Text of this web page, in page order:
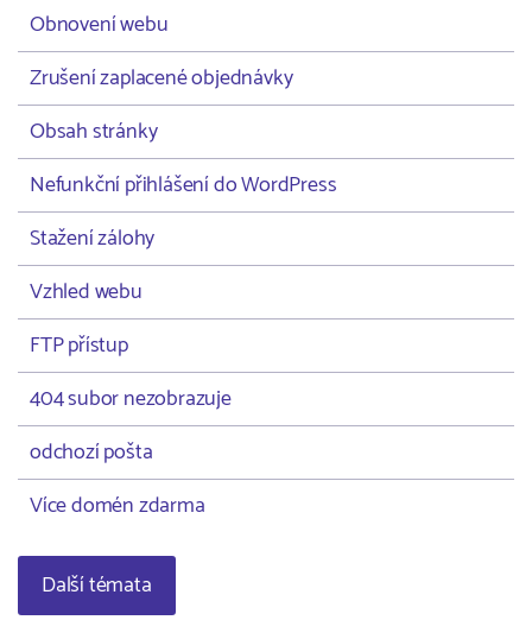
Obnovení webu
Zrušení zaplacené objednávky
Obsah stránky
Nefunkční přihlášení do WordPress
Stažení zálohy
Vzhled webu
FTP přístup
404 subor nezobrazuje
odchozí pošta
Více domén zdarma
Další témata